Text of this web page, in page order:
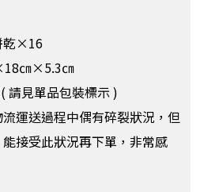
乾×16
㎝×5.3㎝
請見單品包裝標示 )
運送過程中偶有碎裂狀況，但
接受此狀況再下單，非常感